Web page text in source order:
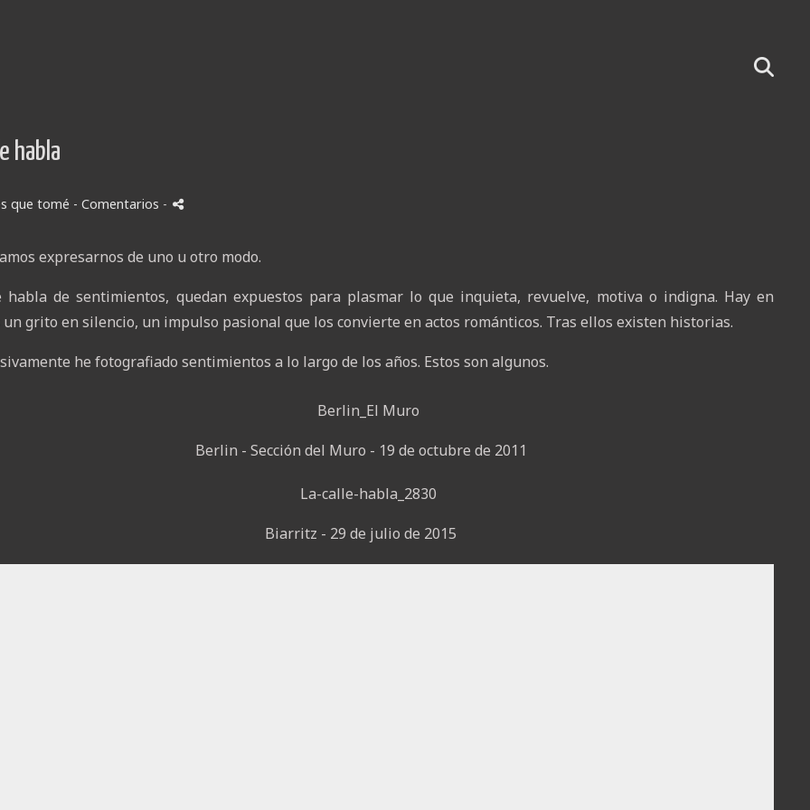
habla
que tomé - Comentarios -
expresarnos de uno u otro modo.
habla de sentimientos, quedan expuestos para plasmar lo que inquieta, revuelve, motiva o indigna. Hay en
un grito en silencio, un impulso pasional que los convierte en actos románticos. Tras ellos existen historias.
he fotografiado sentimientos a lo largo de los años. Estos son algunos.
Berlin - Sección del Muro - 19 de octubre de 2011
Biarritz - 29 de julio de 2015